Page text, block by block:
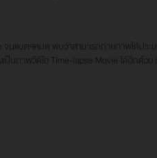
นแบตฯหมด พบว่าสามารถถ่ายภาพได้ประ
นภาพวีดีโอ Time-lapse Movie ได้อีกด้วย